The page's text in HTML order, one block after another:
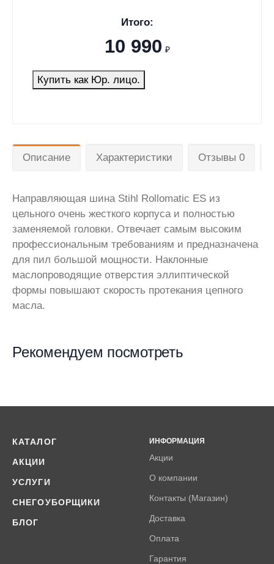
Итого:
10 990 ₽
Купить как Юр. лицо.
Описание Характеристики Отзывы 0
Направляющая шина Stihl Rollomatic ES из
цельного очень жесткого корпуса и полностью
заменяемой головки. Отвечает самым высоким
профессиональным требованиям и предназначена
для пил большой мощности. Наклонные
маслопроводящие отверстия эллиптической
формы повышают скорость протекания цепного
масла.
Рекомендуем посмотреть
КАТАЛОГ
АКЦИИ
УСЛУГИ
СНЕГОУБОРЩИКИ
БЛОГ
ИНФОРМАЦИЯ
Акции
О компании
Контакты (Магазин)
Доставка
Оплата
Гарантия